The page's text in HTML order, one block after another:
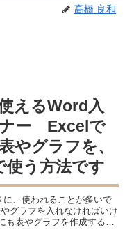
髙橋 良和
えるWord入
ナー Excelで
やグラフを、
使う方法です
、使われることが多いで
グラフを入れなければいけ
表やグラフを作成する機